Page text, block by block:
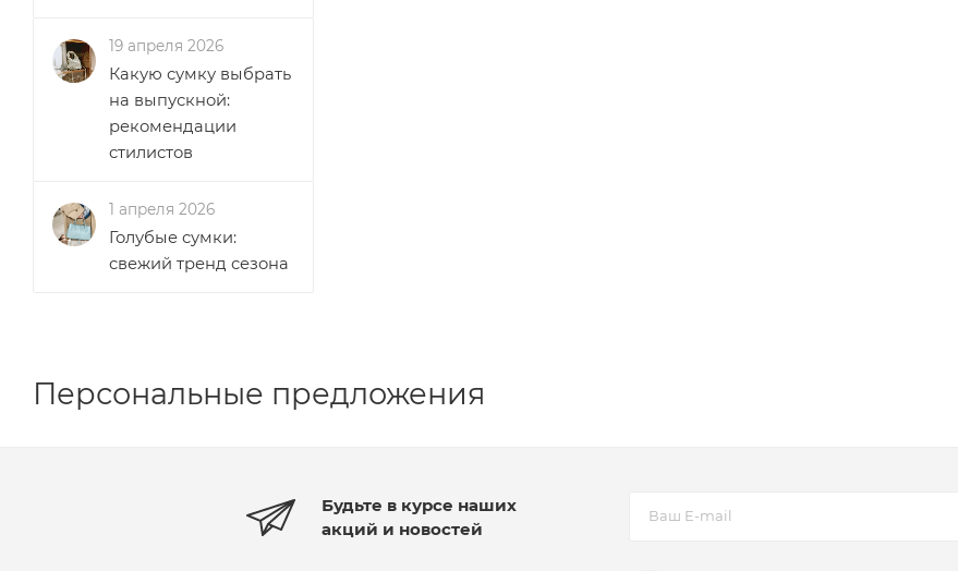
19 апреля 2026
Какую сумку выбрать
на выпускной:
рекомендации
стилистов
1 апреля 2026
Голубые сумки:
свежий тренд сезона
Персональные предложения
Будьте в курсе наших
акций и новостей